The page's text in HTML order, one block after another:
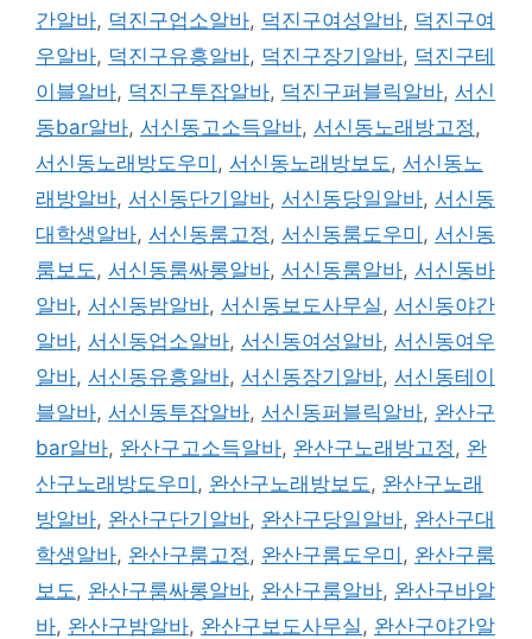
간알바, 덕진구업소알바, 덕진구여성알바, 덕진구여
우알바, 덕진구유흥알바, 덕진구장기알바, 덕진구테
이블알바, 덕진구투잡알바, 덕진구퍼블릭알바, 서신
동bar알바, 서신동고소득알바, 서신동노래방고정 ,
서신동노래방도우미 , 서신동노래방보도 , 서신동노
래방알바, 서신동단기알바, 서신동당일알바, 서신동
대학생알바, 서신동룸고정 , 서신동룸도우미 , 서신동
룸보도 , 서신동룸싸롱알바, 서신동룸알바, 서신동바
알바, 서신동밤알바, 서신동보도사무실 , 서신동야간
알바, 서신동업소알바, 서신동여성알바, 서신동여우
알바, 서신동유흥알바, 서신동장기알바, 서신동테이
블알바, 서신동투잡알바, 서신동퍼블릭알바, 완산구
bar알바, 완산구고소득알바, 완산구노래방고정 , 완
산구노래방도우미 , 완산구노래방보도 , 완산구노래
방알바, 완산구단기알바, 완산구당일알바, 완산구대
학생알바, 완산구룸고정 , 완산구룸도우미 , 완산구룸
보도 , 완산구룸싸롱알바, 완산구룸알바, 완산구바알
바, 완산구밤알바, 완산구보도사무실 , 완산구야간알